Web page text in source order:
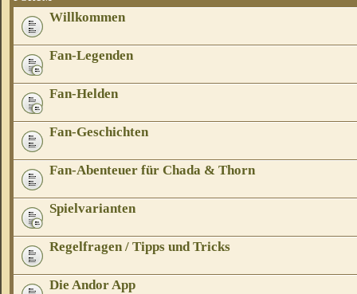
Willkommen
Fan-Legenden
Fan-Helden
Fan-Geschichten
Fan-Abenteuer für Chada & Thorn
Spielvarianten
Regelfragen / Tipps und Tricks
Die Andor App